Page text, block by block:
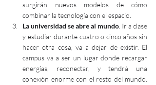
surgirán nuevos modelos de cómo
combinar la tecnología con el espacio.
La universidad se abre al mundo. Ir a clase
y estudiar durante cuatro o cinco años sin
hacer otra cosa, va a dejar de existir. El
campus va a ser un lugar donde recargar
energías, reconectar, y tendrá una
conexión enorme con el resto del mundo.